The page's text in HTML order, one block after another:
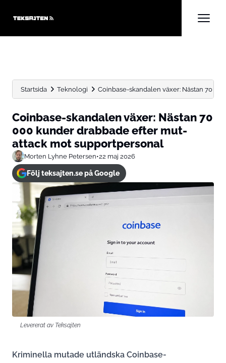
Startsida Teknologi Coinbase-skandalen växer: Nästan 70
Coinbase-skandalen växer: Nästan 70
000 kunder drabbade efter mut-
attack mot supportpersonal
Morten Lyhne Petersen•22 maj 2026
Följ teksajten.se på Google
Levererat av Teksajten
Kriminella mutade utländska Coinbase-